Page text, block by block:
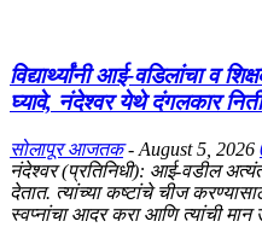
विद्यार्थ्यांनी आई-वडिलांचा व
घ्यावे, नंदेश्वर येथे दंगलकार
सोलापूर आजतक - August 5, 2026
नंदेश्वर (प्रतिनिधी): आई-वडील
देतात. त्यांच्या कष्टांचे चीज
स्वप्नांचा आदर करा आणि त्यांची मान